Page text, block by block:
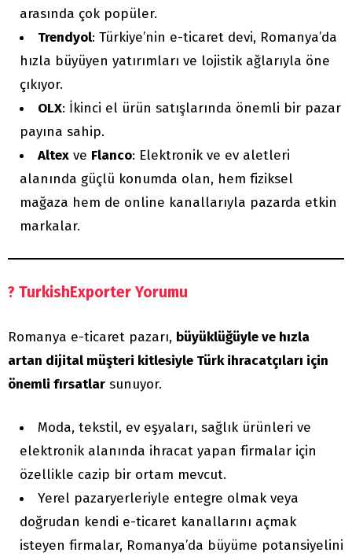
arasında çok popüler.
Trendyol: Türkiye’nin e-ticaret devi, Romanya’da
hızla büyüyen yatırımları ve lojistik ağlarıyla öne
çıkıyor.
OLX: İkinci el ürün satışlarında önemli bir pazar
payına sahip.
Altex ve Flanco: Elektronik ve ev aletleri
alanında güçlü konumda olan, hem fiziksel
mağaza hem de online kanallarıyla pazarda etkin
markalar.
? TurkishExporter Yorumu
Romanya e-ticaret pazarı, büyüklüğüyle ve hızla
artan dijital müşteri kitlesiyle Türk ihracatçıları için
önemli fırsatlar sunuyor.
Moda, tekstil, ev eşyaları, sağlık ürünleri ve
elektronik alanında ihracat yapan firmalar için
özellikle cazip bir ortam mevcut.
Yerel pazaryerleriyle entegre olmak veya
doğrudan kendi e-ticaret kanallarını açmak
isteyen firmalar, Romanya’da büyüme potansiyelini